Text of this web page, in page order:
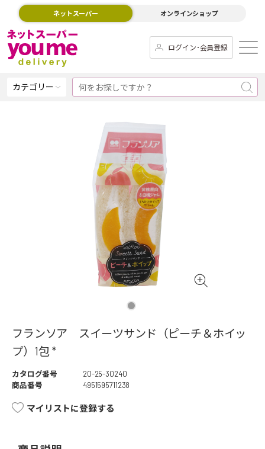
ネットスーパー オンラインショップ
ログイン･会員登録
カテゴリー
フランソア スイーツサンド（ピーチ＆ホイッ
プ）1包 *
カタログ番号
20-25-30240
商品番号
4951595711238
マイリストに登録する